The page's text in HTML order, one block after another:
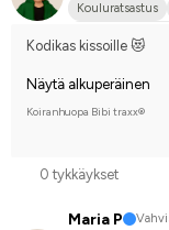
Kouluratsastus
Kodikas kissoille 😻
Näytä alkuperäinen
Koiranhuopa Bibi traxx®
0 tykkäykset
Maria P